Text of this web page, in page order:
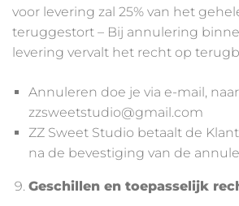
voor levering zal 25% van het
teruggestort – Bij annulering
levering vervalt het recht op
Annuleren doe je via e-mail,
zzsweetstudio@gmail.com
ZZ Sweet Studio betaalt de
na de bevestiging van de
Geschillen en toepasselijk